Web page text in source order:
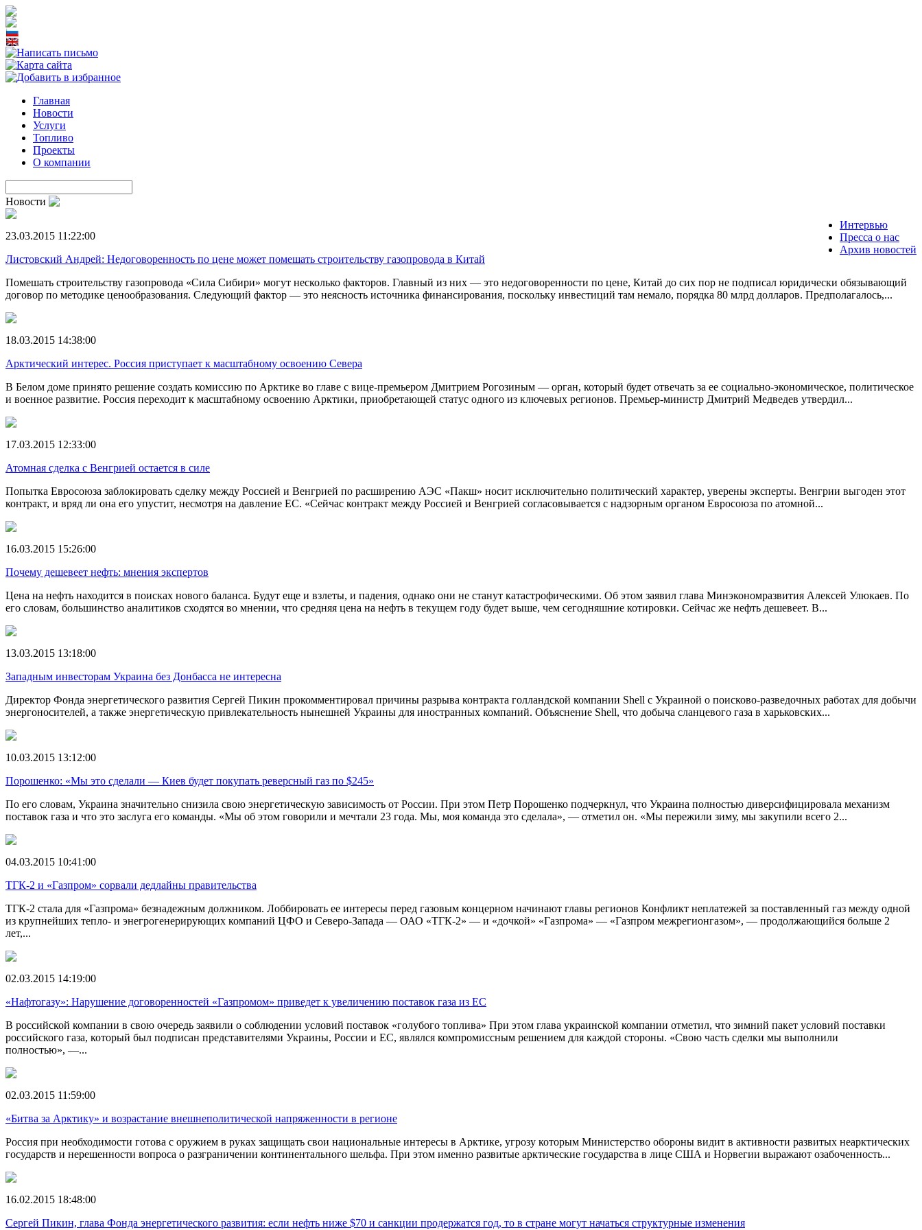
Главная
Новости
Услуги
Топливо
Проекты
О компании
Новости
Интервью
Пресса о нас
Архив новостей
23.03.2015 11:22:00
Листовский Андрей: Недоговоренность по цене может помешать строительству газопровода в Китай
Помешать строительству газопровода «Сила Сибири» могут несколько факторов. Главный из них — это недоговоренности по цене, Китай до сих пор не подписал юридически обязывающий
договор по методике ценообразования. Следующий фактор — это неясность источника финансирования, поскольку инвестиций там немало, порядка 80 млрд долларов. Предполагалось,...
18.03.2015 14:38:00
Арктический интерес. Россия приступает к масштабному освоению Севера
В Белом доме принято решение создать комиссию по Арктике во главе с вице-премьером Дмитрием Рогозиным — орган, который будет отвечать за ее социально-экономическое, политическое
и военное развитие. Россия переходит к масштабному освоению Арктики, приобретающей статус одного из ключевых регионов. Премьер-министр Дмитрий Медведев утвердил...
17.03.2015 12:33:00
Атомная сделка с Венгрией остается в силе
Попытка Евросоюза заблокировать сделку между Россией и Венгрией по расширению АЭС «Пакш» носит исключительно политический характер, уверены эксперты. Венгрии выгоден этот
контракт, и вряд ли она его упустит, несмотря на давление ЕС. «Сейчас контракт между Россией и Венгрией согласовывается с надзорным органом Евросоюза по атомной...
16.03.2015 15:26:00
Почему дешевеет нефть: мнения экспертов
Цена на нефть находится в поисках нового баланса. Будут еще и взлеты, и падения, однако они не станут катастрофическими. Об этом заявил глава Минэкономразвития Алексей Улюкаев. По
его словам, большинство аналитиков сходятся во мнении, что средняя цена на нефть в текущем году будет выше, чем сегодняшние котировки. Сейчас же нефть дешевеет. В...
13.03.2015 13:18:00
Западным инвесторам Украина без Донбасса не интересна
Директор Фонда энергетического развития Сергей Пикин прокомментировал причины разрыва контракта голландской компании Shell с Украиной о поисково-разведочных работах для добычи
энергоносителей, а также энергетическую привлекательность нынешней Украины для иностранных компаний. Объяснение Shell, что добыча сланцевого газа в харьковских...
10.03.2015 13:12:00
Порошенко: «Мы это сделали — Киев будет покупать реверсный газ по $245»
По его словам, Украина значительно снизила свою энергетическую зависимость от России. При этом Петр Порошенко подчеркнул, что Украина полностью диверсифицировала механизм
поставок газа и что это заслуга его команды. «Мы об этом говорили и мечтали 23 года. Мы, моя команда это сделала», — отметил он. «Мы пережили зиму, мы закупили всего 2...
04.03.2015 10:41:00
ТГК-2 и «Газпром» сорвали дедлайны правительства
ТГК-2 стала для «Газпрома» безнадежным должником. Лоббировать ее интересы перед газовым концерном начинают главы регионов Конфликт неплатежей за поставленный газ между одной
из крупнейших тепло- и энегрогенерирующих компаний ЦФО и Северо-Запада — ОАО «ТГК-2» — и «дочкой» «Газпрома» — «Газпром межрегионгазом», — продолжающийся больше 2
лет,...
02.03.2015 14:19:00
«Нафтогазy»: Нарушение договоренностей «Газпромом» приведет к увеличению поставок газа из ЕС
В российской компании в свою очередь заявили о соблюдении условий поставок «голубого топлива» При этом глава украинской компании отметил, что зимний пакет условий поставки
российского газа, который был подписан представителями Украины, России и ЕС, являлся компромиссным решением для каждой стороны. «Свою часть сделки мы выполнили
полностью», —...
02.03.2015 11:59:00
«Битва за Арктику» и возрастание внешнеполитической напряженности в регионе
Россия при необходимости готова с оружием в руках защищать свои национальные интересы в Арктике, угрозу которым Министерство обороны видит в активности развитых неарктических
государств и нерешенности вопроса о разграничении континентального шельфа. При этом именно развитые арктические государства в лице США и Норвегии выражают озабоченность...
16.02.2015 18:48:00
Сергей Пикин, глава Фонда энергетического развития: если нефть ниже $70 и санкции продержатся год, то в стране могут начаться структурные изменения